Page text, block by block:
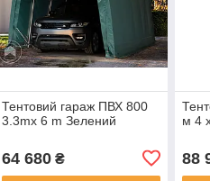
Тентовий гараж ПВХ 800
3.3mx 6 m Зелений
64 680₴
м 4
88